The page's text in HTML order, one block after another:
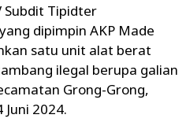
Subdit Tipidter
dipimpin AKP Made
satu unit alat berat
ilegal berupa galian
Grong-Grong,
Juni 2024.